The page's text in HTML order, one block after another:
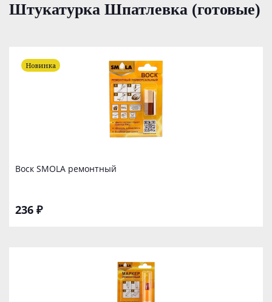
Штукатурка Шпатлевка (готовые)
Воск SMOLA ремонтный
236 ₽
Новинка